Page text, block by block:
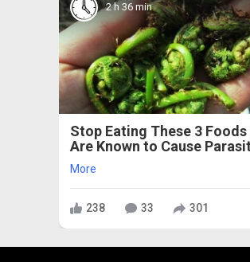
2 h 36 min
Stop Eating These 3
Are Known to Cause
More
238 33 301